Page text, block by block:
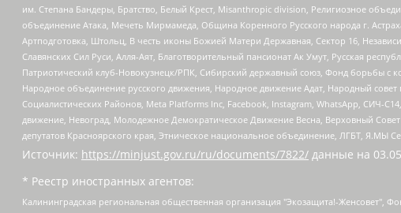
им. Степана Бандеры, Братство, Белый Крест, Misanthropic division, Религиозное
объединение Атака, Мечеть Мирмамеда, Община Коренного Русского народа г.
Артподготовка, Штольц, В честь иконы Божией Матери Державная, Сектор 16,
Славянских Сил Руси, Алля-Аят, Благотворительный пансионат Ак Умут, Русская
Патриотический клуб-Новокузнецк/РПК, Сибирский державный союз, Фонд борьбы с
Народное объединение русского движения, Народное движение Адат, Народный
Социалистических Районов, Meta Platforms Inc, Facebook, Instagram, WhatsApp, СИЧ-
движение, Невоград, Молодежное Демократическое Движение Весна, Верховный
депутатов Красноярского края, Этническое национальное объединение, ЛГБТ, Я.МЫ
Источник: https://minjust.gov.ru/ru/documents/7822/ данные на
* Реестр иностранных агентов:
Калининградская региональная общественная организация "Экозащита!-Женсовет", Фонд содействия защите прав и свобод граждан "Общественный вердикт", Фонд "Институт Развития Свободы Информации", Частное учреждение "Информационное агентство МЕМО. РУ", Региональная общественная организация "Общественная комиссия по сохранению наследия академика Сахарова", Фонд поддержки свободы прессы, Санкт-Петербургская общественная правозащитная организация "Гражданский контроль", Межрегиональная общественная организация "Информационно-просветительский центр "Мемориал", Региональный Фонд "Центр Защиты Прав Средств Массовой Информации", с 05.12.2023 Фонд "Центр Защиты Прав Средств массовой информации", Региональная общественная благотворительная организация помощи беженцам и мигрантам "Гражданское содействие", Негосударственное образовательное учреждение дополнительного профессионального образования (повышение квалификации) специалистов "АКАДЕМИЯ ПО ПРАВАМ ЧЕЛОВЕКА", Свердловская региональная общественная организация "Сутяжник", Автономная некоммерческая организация "Центр независимых социологических исследований", Союз общественных объединений "Российский исследовательский центр по правам человека", Региональное общественное учреждение научно-информационный центр "МЕМОРИАЛ", Некоммерческая организация "Фонд защиты гласности", Автономная некоммерческая организация "Институт прав человека", Городская общественная организация "Екатеринбургское общество "МЕМОРИАЛ", Городская общественная организация "Рязанское историко-просветительское и правозащитное общество "Мемориал" (Рязанский Мемориал), Челябинский региональный орган общественной самодеятельности – женское общественное объединение "Женщины Евразии", Челябинский региональный орган общественной самодеятельности "Уральская правозащитная группа", Фонд содействия защите здоровья и социальной справедливости имени Андрея Рылькова, Автономная Некоммерческая Организация "Аналитический Центр Юрия Левады", Автономная некоммерческая организация социальной поддержки населения "Проект Апрель", Региональная общественная организация помощи женщинам и детям, находящимся в кризисной ситуации "Информационно-методический центр "Анна", Фонд содействия развитию массовых коммуникаций и правовому просвещению "Так-так-Так", Фонд содействия устойчивому развитию "Серебряная тайга", Свердловский региональный общественный фонд социальных проектов "Новое время", "Idel.Реалии", Кавказ.Реалии, Крым.Реалии, Телеканал Настоящее Время, Татаро-башкирская служба Радио Свобода (Azatliq Radiosi), Радио Свободная Европа/Радио Свобода (PCE/PC), "Сибирь.Реалии", "Фактограф", Благотворительный фонд помощи осужденным и их семьям, Автономная некоммерческая организация "Институт глобализации и социальных движений", Фонд "В защиту прав заключенных", Частное учреждение "Центр поддержки и содействия развитию средств массовой информации", Пензенский региональный общественный благотворительный фонд "Гражданский союз", "Север.Реалии", Некоммерческая организация Фонд "Правовая инициатива", Общество с ограниченной ответственностью "Радио Свободная Европа/Радио Свобода", Чешское информационное агентство "MEDIUM-ORIENT", Красноярская региональная общественная организация "Мы против СПИДа", Камалягин Денис Николаевич, Маркелов Сергей Евгеньевич, Пономарев Лев Александрович, Савицкая Людмила Алексеевна, Автономная некоммерческая организация "Центр по работе с проблемой насилия "НАСИЛИЮ.НЕТ", Межрегиональный профессиональный союз работников здравоохранения "Альянс врачей", Юридическое лицо, зарегистрированное в Латвийской Республике, SIA "Medusa Project" (регистрационный номер 40103797863, дата регистрации 10.06.2014), Некоммерческая организация "Фонд по